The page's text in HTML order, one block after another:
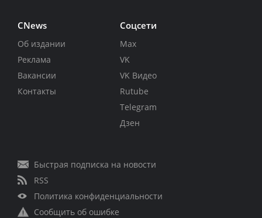
CNews
Об издании
Реклама
Вакансии
Контакты
Соцсети
Max
VK
VK Видео
Rutube
Telegram
Дзен
Быстрая подписка на новости
RSS
Политика конфиденциальности
Сообщить об ошибке